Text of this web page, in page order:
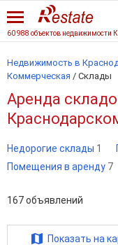
Недвижимость в
Коммерческая / Склады
Аренда
Недорогие склады 1
Помещения в аренду 7
167объявлений
Показать на